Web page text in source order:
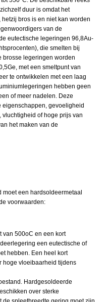
duur is omdat het
bros is en niet kan worden
van de
eutectische legeringen 96,8Au-
die smelten bij
brosse legeringen worden
met een smeltpunt van
te ontwikkelen met een laag
hebben geen
of meer nadelen. Deze
gevoeligheid
of hoge prijs van
het maken van de
moet een hardsoldeermetaal
voorwaarden:
van 500oC en een kort
een eutectische of
hebben. Een heel kort
hoge vloeibaarheid tijdens
Hardgesoldeerde
over sterke